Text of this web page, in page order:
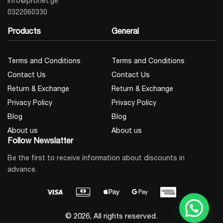
0322060330
Products
Terms and Conditions
Contact Us
Return & Exchange
Privacy Policy
Blog
About us
General
Terms and Conditions
Contact Us
Return & Exchange
Privacy Policy
Blog
About us
Follow Newslatter
Be the first to receive information about discounts in
advance.
© 2026, All rights reserved.